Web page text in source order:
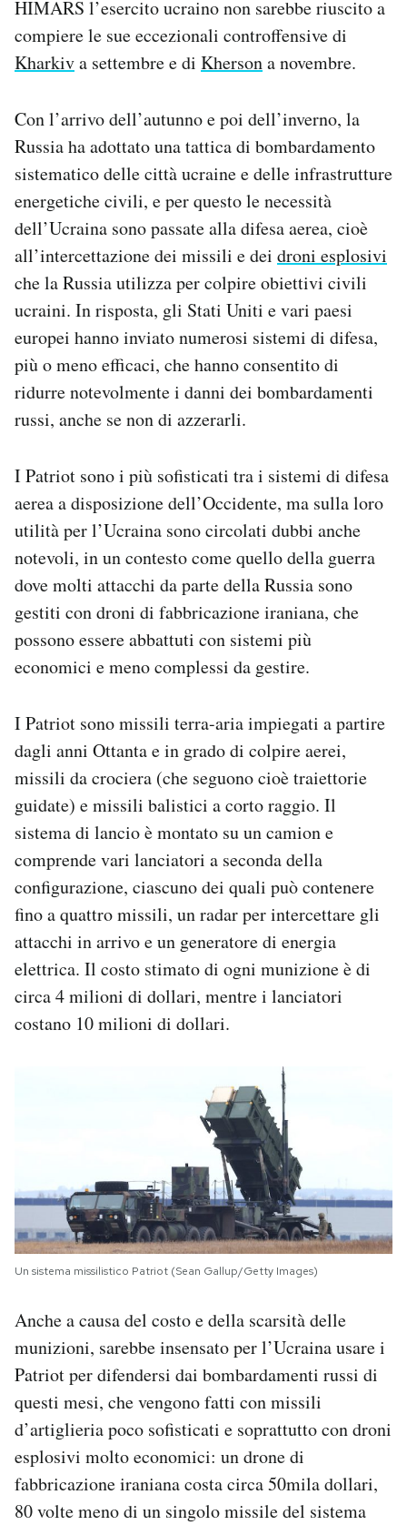
HIMARS l’esercito ucraino non sarebbe riuscito a
compiere le sue eccezionali controffensive di
Kharkiva settembre e di Khersona novembre.
Con l’arrivo dell’autunno e poi dell’inverno, la
Russia ha adottato una tattica di bombardamento
sistematico delle città ucraine e delle infrastrutture
energetiche civili, e per questo le necessità
dell’Ucraina sono passate alla difesa aerea, cioè
all’intercettazione dei missili e dei droni esplosivi
che la Russia utilizza per colpire obiettivi civili
ucraini. In risposta, gli Stati Uniti e vari paesi
europei hanno inviato numerosi sistemi di difesa,
più o meno efficaci, che hanno consentito di
ridurre notevolmente i danni dei bombardamenti
russi, anche se non di azzerarli.
I Patriot sono i più sofisticati tra i sistemi di difesa
aerea a disposizione dell’Occidente, ma sulla loro
utilità per l’Ucraina sono circolati dubbi anche
notevoli, in un contesto come quello della guerra
dove molti attacchi da parte della Russia sono
gestiti con droni di fabbricazione iraniana, che
possono essere abbattuti con sistemi più
economici e meno complessi da gestire.
I Patriot sono missili terra-aria impiegati a partire
dagli anni Ottanta e in grado di colpire aerei,
missili da crociera (che seguono cioè traiettorie
guidate) e missili balistici a corto raggio. Il
sistema di lancio è montato su un camion e
comprende vari lanciatori a seconda della
configurazione, ciascuno dei quali può contenere
fino a quattro missili, un radar per intercettare gli
attacchi in arrivo e un generatore di energia
elettrica. Il costo stimato di ogni munizione è di
circa 4 milioni di dollari, mentre i lanciatori
costano 10 milioni di dollari.
Un sistema missilistico Patriot (Sean Gallup/Getty Images)
Anche a causa del costo e della scarsità delle
munizioni, sarebbe insensato per l’Ucraina usare i
Patriot per difendersi dai bombardamenti russi di
questi mesi, che vengono fatti con missili
d’artiglieria poco sofisticati e soprattutto con droni
esplosivi molto economici: un drone di
fabbricazione iraniana costa circa 50mila dollari,
80 volte meno di un singolo missile del sistema